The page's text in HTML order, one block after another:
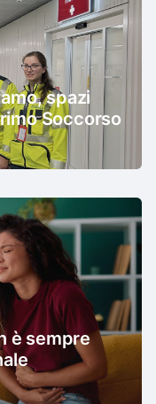
spazi
Soccorso
è sempre